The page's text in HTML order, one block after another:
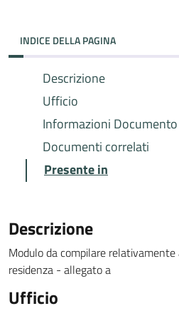
INDICE DELLA PAGINA
Descrizione
Ufficio
Informazioni Documento
Documenti correlati
Presente in
Descrizione
Modulo da compilare
residenza - allegato a
Ufficio